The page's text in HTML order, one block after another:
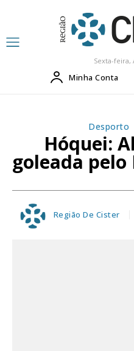
Sexta-feira,
Minha Conta
Desporto
Hóquei:
goleada pelo
Região De Cister